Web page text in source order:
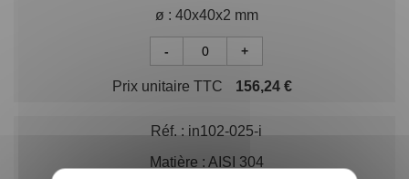
ø : 40x40x2 mm
- +
Prix unitaire TTC 156,24 €
Réf. : in102-025-i
Matière : AISI 304